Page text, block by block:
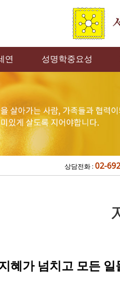
연 성명학중요성
상담전화 : 02-
혜가 넘치고 모든